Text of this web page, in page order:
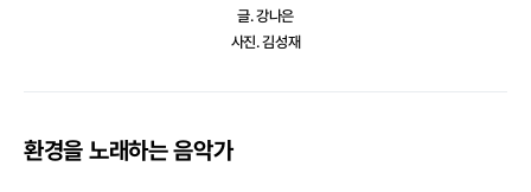
글. 강나은
사진. 김성재
환경을 노래하는 음악가